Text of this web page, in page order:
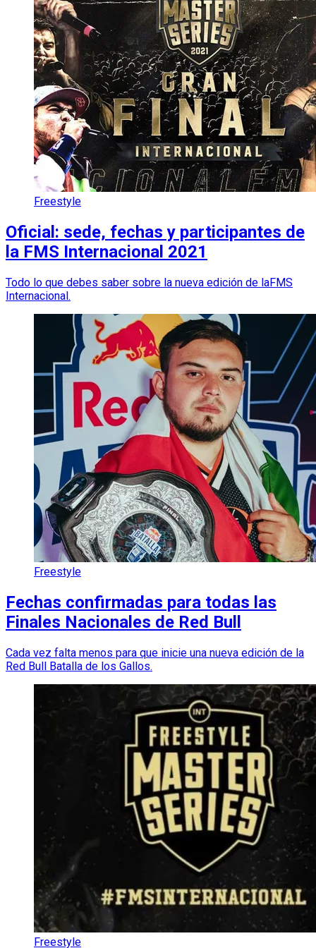
Freestyle
Oficial: sede, fechas y participantes de
la FMS Internacional 2021
Todo lo que debes saber sobre la nueva edición de laFMS
Internacional.
Freestyle
Fechas confirmadas para todas las
Finales Nacionales de Red Bull
Cada vez falta menos para que inicie una nueva edición de la
Red Bull Batalla de los Gallos.
Freestyle